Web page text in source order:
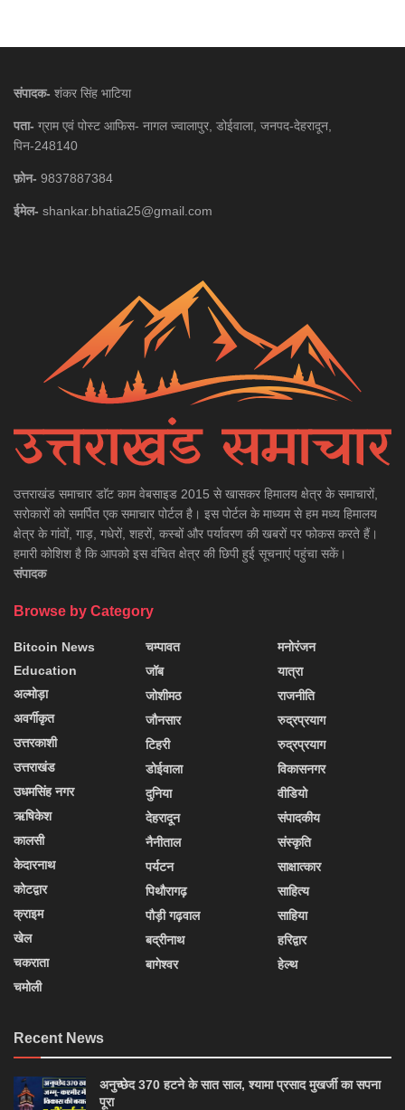
संपादक- शंकर सिंह भाटिया
पता- ग्राम एवं पोस्ट आफिस- नागल ज्वालापुर, डोईवाला, जनपद-देहरादून,
पिन-248140
फ़ोन- 9837887384
ईमेल- shankar.bhatia25@gmail.com
उत्तराखंड समाचार डाॅट काम वेबसाइड 2015 से खासकर हिमालय क्षेत्र के समाचारों,
सरोकारों को समर्पित एक समाचार पोर्टल है। इस पोर्टल के माध्यम से हम मध्य हिमालय
क्षेत्र के गांवों, गाड़, गधेरों, शहरों, कस्बों और पर्यावरण की खबरों पर फोकस करते हैं।
हमारी कोशिश है कि आपको इस वंचित क्षेत्र की छिपी हुई सूचनाएं पहुंचा सकें।
संपादक
Browse by Category
Bitcoin News
Education
अल्मोड़ा
अवर्गीकृत
उत्तरकाशी
उत्तराखंड
उधमसिंह नगर
ऋषिकेश
कालसी
केदारनाथ
कोटद्वार
क्राइम
खेल
चकराता
चमोली
चम्पावत
जॉब
जोशीमठ
जौनसार
टिहरी
डोईवाला
दुनिया
देहरादून
नैनीताल
पर्यटन
पिथौरागढ़
पौड़ी गढ़वाल
बद्रीनाथ
बागेश्वर
मनोरंजन
यात्रा
राजनीति
रुद्रप्रयाग
रुद्रप्रयाग
विकासनगर
वीडियो
संपादकीय
संस्कृति
साक्षात्कार
साहित्य
साहिया
हरिद्वार
हेल्थ
Recent News
अनुच्छेद 370 हटने के सात साल, श्यामा प्रसाद मुखर्जी का सपना
पूरा